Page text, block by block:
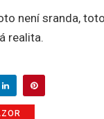
není sranda,
realita.